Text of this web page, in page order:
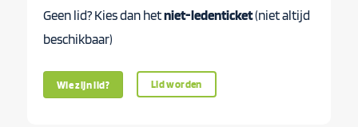
Geen lid? Kies dan hetniet-ledenticket(niet altijd
beschikbaar)
Wie zijn lid? Lid worden